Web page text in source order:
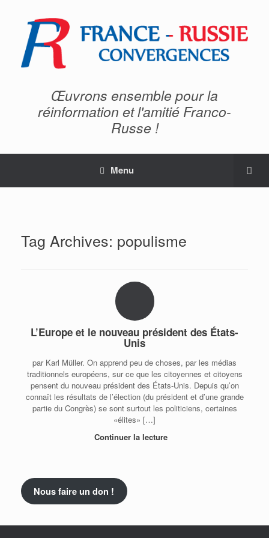
Œuvrons ensemble pour la
réinformation et l'amitié Franco-
Russe !
Menu
Tag Archives: populisme
L’Europe et le nouveau président des États-
Unis
par Karl Müller. On apprend peu de choses, par les médias
traditionnels européens, sur ce que les citoyennes et citoyens
pensent du nouveau président des États-Unis. Depuis qu’on
connaît les résultats de l’élection (du président et d’une grande
partie du Congrès) se sont surtout les politiciens, certaines
«élites» […]
Continuer la lecture
Nous faire un don !